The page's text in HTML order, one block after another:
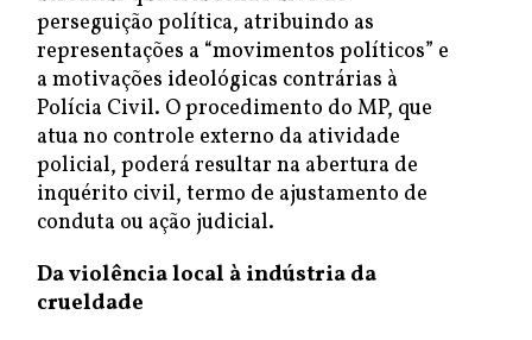
perseguição política, atribuindo as
representações a “movimentos políticos” e
a motivações ideológicas contrárias à
Polícia Civil. O procedimento do MP, que
atua no controle externo da atividade
policial, poderá resultar na abertura de
inquérito civil, termo de ajustamento de
conduta ou ação judicial.
Da violência local à indústria da
crueldade